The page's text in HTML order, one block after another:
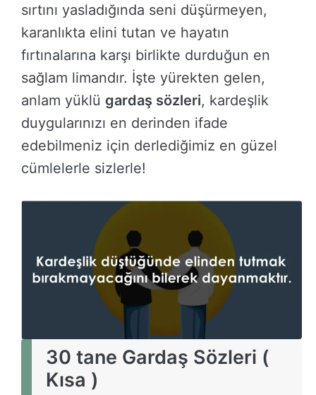
sırtını yasladığında seni düşürmeyen,
karanlıkta elini tutan ve hayatın
fırtınalarına karşı birlikte durduğun en
sağlam limandır. İşte yürekten gelen,
anlam yüklü gardaş sözleri, kardeşlik
duygularınızı en derinden ifade
edebilmeniz için derlediğimiz en güzel
cümlelerle sizlerle!
30 tane Gardaş Sözleri (
Kısa )